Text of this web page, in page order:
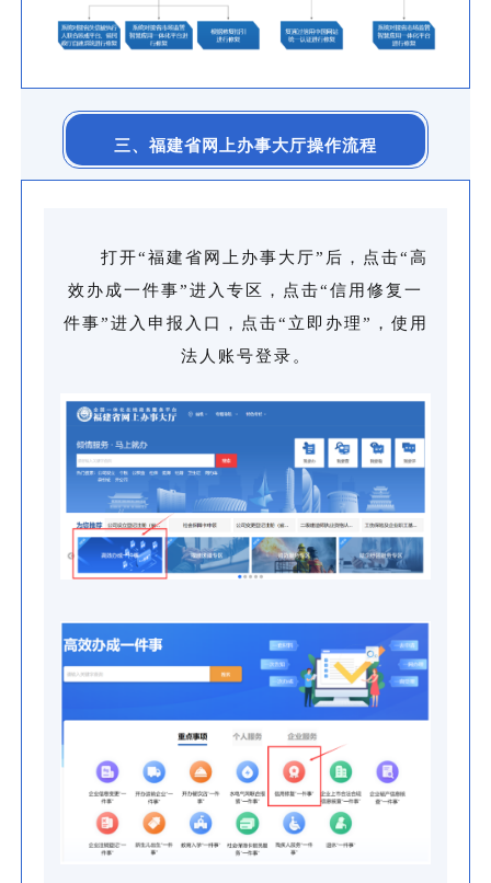
三、福建省网上办事大厅操作流程
打开“福建省网上办事大厅”后，点击“高
效办成一件事”进入专区，点击“信用修复一
件事”进入申报入口，点击“立即办理”，使用
法人账号登录。